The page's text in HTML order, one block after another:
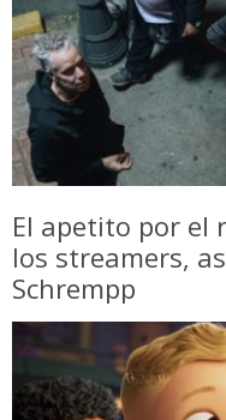
El apetito por el
los streamers,
Schrempp